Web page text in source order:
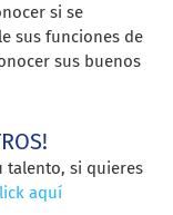
si se
sus funciones de
sus buenos
talento, si quieres
aquí